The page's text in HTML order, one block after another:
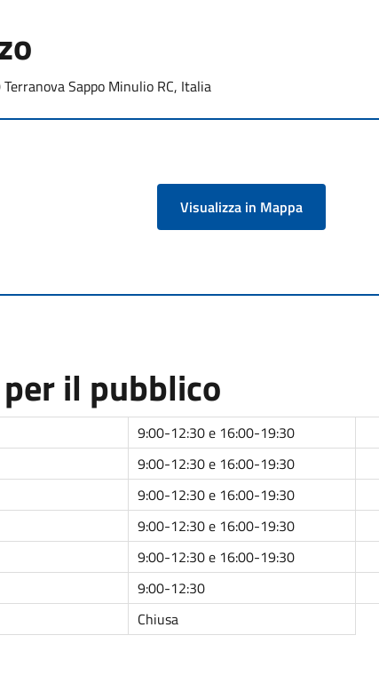
Sappo Minulio RC, Italia
Visualizza in Mappa
il pubblico
9:00-12:30 e 16:00-19:30
9:00-12:30 e 16:00-19:30
9:00-12:30 e 16:00-19:30
9:00-12:30 e 16:00-19:30
9:00-12:30 e 16:00-19:30
9:00-12:30
Chiusa